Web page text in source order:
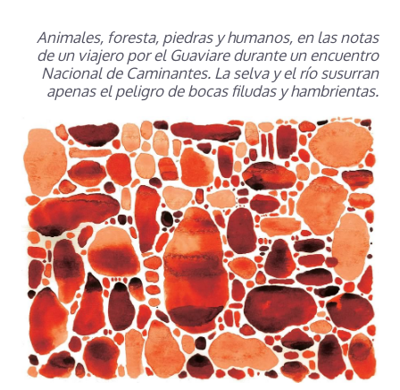
Animales, foresta, piedras y humanos, en las notas
de un viajero por el Guaviare durante un encuentro
Nacional de Caminantes. La selva y el río susurran
apenas el peligro de bocas filudas y hambrientas.